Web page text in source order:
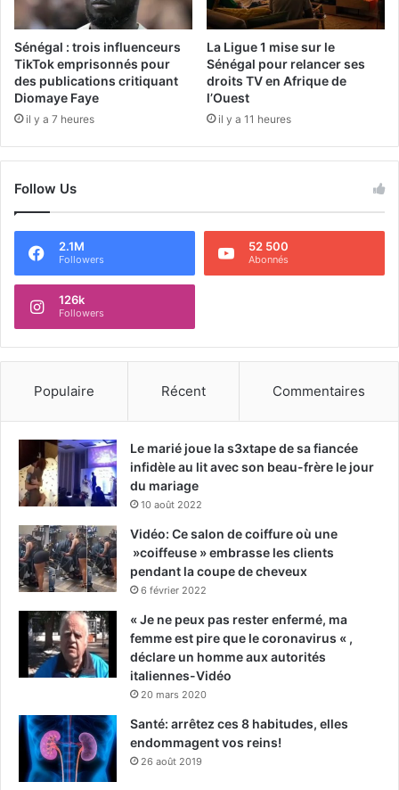
Sénégal : trois influenceurs
TikTok emprisonnés pour
des publications critiquant
Diomaye Faye
il y a 7 heures
La Ligue 1 mise sur le
Sénégal pour relancer ses
droits TV en Afrique de
l’Ouest
il y a 11 heures
Follow Us
2.1M
Followers
52 500
Abonnés
126k
Followers
Populaire Récent Commentaires
Le marié joue la s3xtape de sa fiancée
infidèle au lit avec son beau-frère le jour
du mariage
10 août 2022
Vidéo: Ce salon de coiffure où une
»coiffeuse » embrasse les clients
pendant la coupe de cheveux
6 février 2022
« Je ne peux pas rester enfermé, ma
femme est pire que le coronavirus « ,
déclare un homme aux autorités
italiennes-Vidéo
20 mars 2020
Santé: arrêtez ces 8 habitudes, elles
endommagent vos reins!
26 août 2019